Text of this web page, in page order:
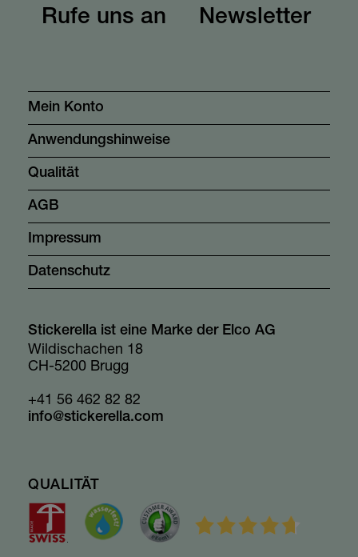
Rufe uns an Newsletter
Mein Konto
Anwendungshinweise
Qualität
AGB
Impressum
Datenschutz
Stickerella ist eine Marke der Elco AG
Wildischachen 18
CH-5200 Brugg
+41 56 462 82 82
info@stickerella.com
QUALITÄT